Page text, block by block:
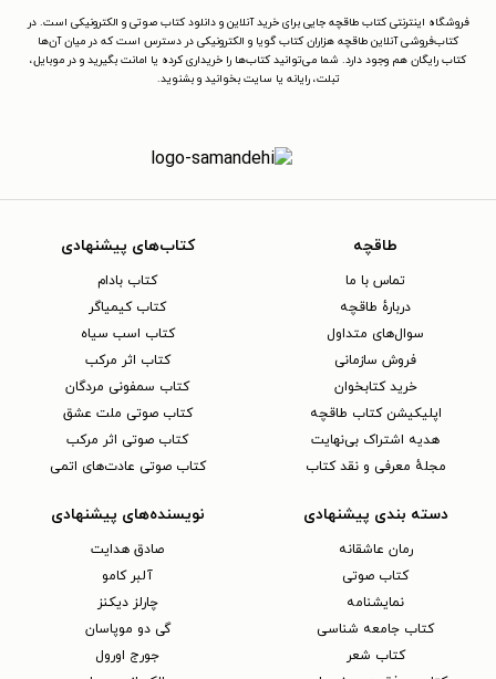
فروشگاه اینترنتی کتاب طاقچه جایی برای خرید آنلاین و دانلود کتاب صوتی و الکترونیکی است. در
کتاب‌فروشی آنلاین طاقچه هزاران کتاب گویا و الکترونیکی در دسترس است که در میان آن‌ها
کتاب رایگان هم وجود دارد. شما می‌توانید کتاب‌ها را خریداری کرده یا امانت بگیرید و در موبایل،
تبلت، رایانه یا سایت بخوانید و بشنوید.
طاقچه
تماس با ما
دربارهٔ طاقچه
سوال‌های متداول
فروش سازمانی
خرید کتابخوان
اپلیکیشن کتاب طاقچه
هدیه اشتراک بی‌نهایت
مجلهٔ معرفی و نقد کتاب
کتاب‌های پیشنهادی
کتاب بادام
کتاب کیمیاگر
کتاب اسب سیاه
کتاب اثر مرکب
کتاب سمفونی مردگان
کتاب صوتی ملت عشق
کتاب صوتی اثر مرکب
کتاب صوتی عادت‌های اتمی
دسته بندی پیشنهادی
رمان عاشقانه
کتاب‌ صوتی
نمایشنامه
کتاب جامعه شناسی
کتاب شعر
نویسنده‌های پیشنهادی
صادق هدایت
آلبر کامو
چارلز دیکنز
گی دو موپاسان
جورج اورول